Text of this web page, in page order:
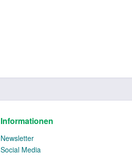
Informationen
Newsletter
Social Media